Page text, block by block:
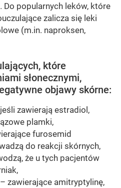
popularnych leków, które
zalicza się leki
(m.in. naproksen,
które
słonecznymi,
objawy skórne:
zawierają estradiol,
plamki,
furosemid
do reakcji skórnych,
że u tych pacjentów
zawierające amitryptylinę,